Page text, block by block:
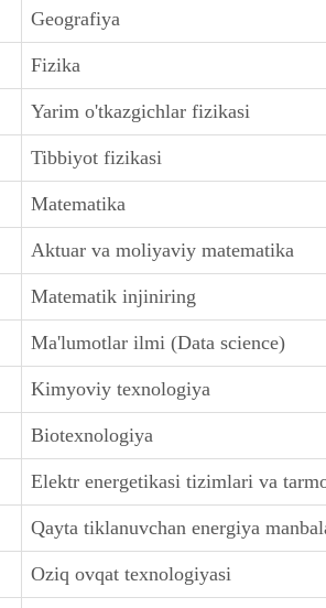
Geografiya
Fizika
Yarim o'tkazgichlar fizikasi
Tibbiyot fizikasi
Matematika
Aktuar va moliyaviy matematika
Matematik injiniring
Ma'lumotlar ilmi (Data science)
Kimyoviy texnologiya
Biotexnologiya
Elektr energetikasi tizimlari va
Qayta tiklanuvchan energiya
Oziq ovqat texnologiyasi